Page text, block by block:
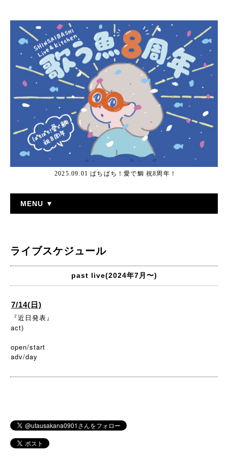
2025.09.01 ぱちぱち！愛で鯛 祝8周年！
MENU ▼
ライブスケジュール
past live(2024年7月〜)
7/14(日)
『近日発表』
act)
open/start
adv/day